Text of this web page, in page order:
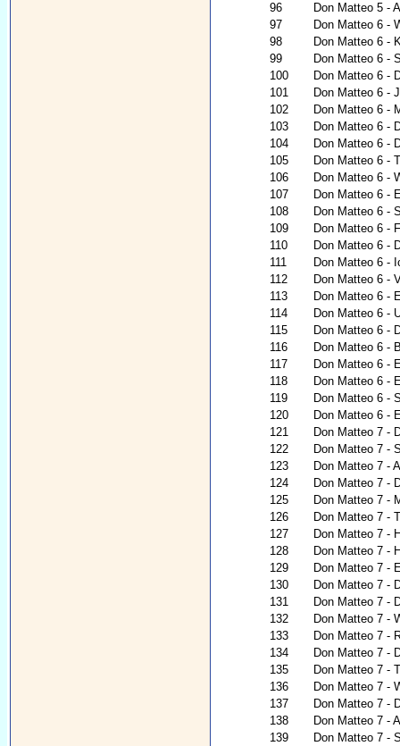
96
Don Matteo 5 -
97
Don Matteo 6 -
98
Don Matteo 6 -
99
Don Matteo 6 -
100
Don Matteo 6 -
101
Don Matteo 6 -
102
Don Matteo 6 -
103
Don Matteo 6 -
104
Don Matteo 6 -
105
Don Matteo 6 -
106
Don Matteo 6 -
107
Don Matteo 6 -
108
Don Matteo 6 -
109
Don Matteo 6 -
110
Don Matteo 6 -
111
Don Matteo 6 -
112
Don Matteo 6 -
113
Don Matteo 6 -
114
Don Matteo 6 -
115
Don Matteo 6 -
116
Don Matteo 6 -
117
Don Matteo 6 -
118
Don Matteo 6 -
119
Don Matteo 6 -
120
Don Matteo 6 -
121
Don Matteo 7 -
122
Don Matteo 7 -
123
Don Matteo 7 -
124
Don Matteo 7 -
125
Don Matteo 7 -
126
Don Matteo 7 -
127
Don Matteo 7 -
128
Don Matteo 7 -
129
Don Matteo 7 -
130
Don Matteo 7 -
131
Don Matteo 7 -
132
Don Matteo 7 -
133
Don Matteo 7 -
134
Don Matteo 7 -
135
Don Matteo 7 -
136
Don Matteo 7 -
137
Don Matteo 7 -
138
Don Matteo 7 -
139
Don Matteo 7 -